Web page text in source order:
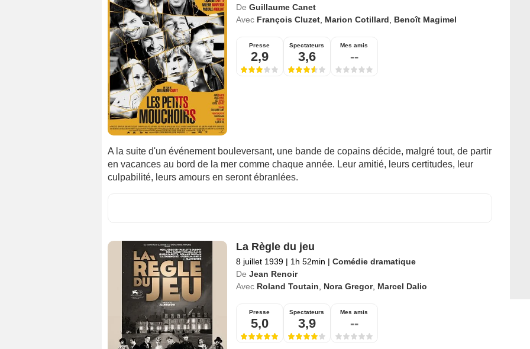
De Guillaume Canet
Avec François Cluzet, Marion Cotillard Benoît Magimel
Presse
2,9
Spectateurs
3,6
Mes amis
--
A la suite d'un événement bouleversant, une bande de copains décide, malgré tout, de partir
en vacances au bord de la mer comme chaque année. Leur amitié, leurs certitudes, leur
culpabilité, leurs amours en seront ébranlées.
La Règle du jeu
8 juillet 1939 | 1h 52min | Comédie dramatique
De Jean Renoir
Avec Roland Toutain Nora Gregor, Marcel Dalio
Presse
5,0
Spectateurs
3,9
Mes amis
--